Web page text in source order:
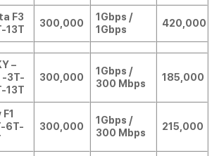
F3
13T
300,000
1Gbps /
1Gbps
420,000
–
-3T-
13T
300,000
1Gbps /
300 Mbps
185,000
6T-
300,000
1Gbps /
300 Mbps
215,000